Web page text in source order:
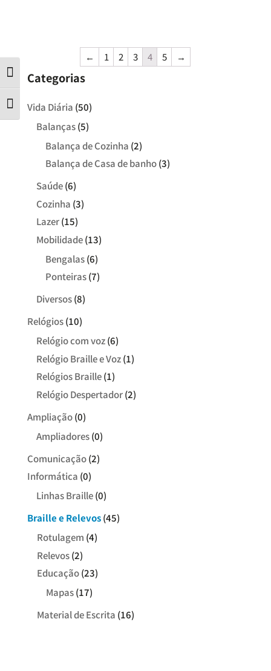
Contraste
Tamanho da letra
← 1 2 3 4 5 →
Categorias
Vida Diária (50)
Balanças (5)
Balança de Cozinha (2)
Balança de Casa de banho (3)
Saúde (6)
Cozinha (3)
Lazer (15)
Mobilidade (13)
Bengalas (6)
Ponteiras (7)
Diversos (8)
Relógios (10)
Relógio com voz (6)
Relógio Braille e Voz (1)
Relógios Braille (1)
Relógio Despertador (2)
Ampliação (0)
Ampliadores (0)
Comunicação (2)
Informática (0)
Linhas Braille (0)
Braille e Relevos (45)
Rotulagem (4)
Relevos (2)
Educação (23)
Mapas (17)
Material de Escrita (16)